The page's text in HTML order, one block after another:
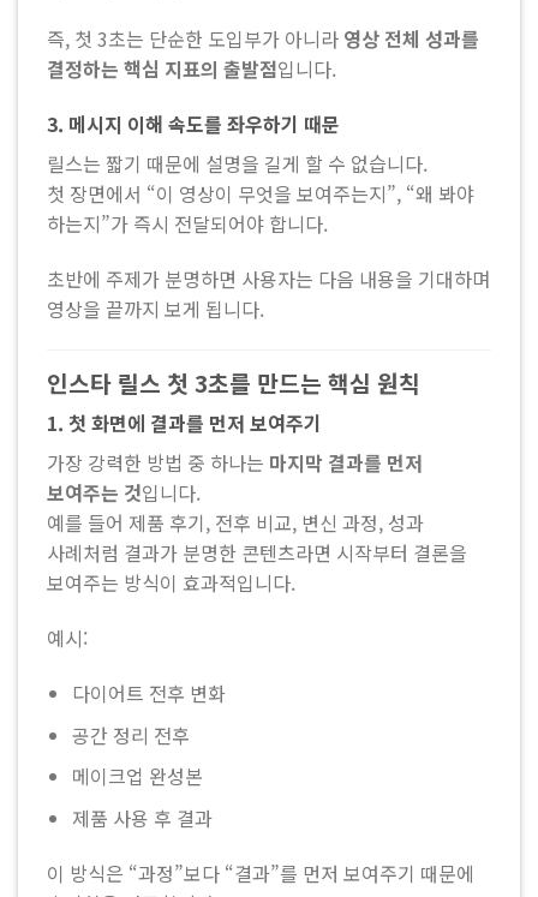
즉, 첫 3초는 단순한 도입부가 아니라 영상 전체 성과를
결정하는 핵심 지표의 출발점입니다.
3. 메시지 이해 속도를 좌우하기 때문
릴스는 짧기 때문에 설명을 길게 할 수 없습니다.
첫 장면에서 “이 영상이 무엇을 보여주는지”, “왜 봐야
하는지”가 즉시 전달되어야 합니다.
초반에 주제가 분명하면 사용자는 다음 내용을 기대하며
영상을 끝까지 보게 됩니다.
인스타 릴스 첫 3초를 만드는 핵심 원칙
1. 첫 화면에 결과를 먼저 보여주기
가장 강력한 방법 중 하나는 마지막 결과를 먼저
보여주는 것입니다.
예를 들어 제품 후기, 전후 비교, 변신 과정, 성과
사례처럼 결과가 분명한 콘텐츠라면 시작부터 결론을
보여주는 방식이 효과적입니다.
예시:
다이어트 전후 변화
공간 정리 전후
메이크업 완성본
제품 사용 후 결과
이 방식은 “과정”보다 “결과”를 먼저 보여주기 때문에